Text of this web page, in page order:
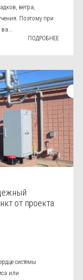
ветра,
Поэтому при
ва...
ПОДРОБНЕЕ
от проекта
системы
или